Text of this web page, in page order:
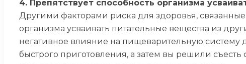
4. Препятствует способность организма
Другими факторами риска для здоровья, связанные
организма усваивать питательные вещества из
негативное влияние на пищеварительную систему
быстрого приготовления, а затем вы решили